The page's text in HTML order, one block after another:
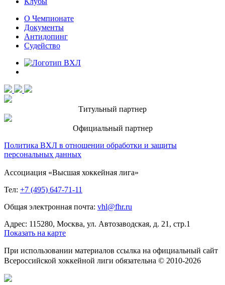
О Чемпионате
Документы
Антидопинг
Судейство
Титульный партнер
Официальный партнер
Политика ВХЛ в отношении обработки и защиты
персональных данных
Ассоциация «Высшая хоккейная лига»
Тел: +7 (495) 647-71-11
Общая электронная почта: vhl@fhr.ru
Адрес: 115280, Москва, ул. Автозаводская, д. 21, стр.1
Показать на карте
При использовании материалов ссылка на официальный сайт
Всероссийской хоккейной лиги обязательна © 2010-2026